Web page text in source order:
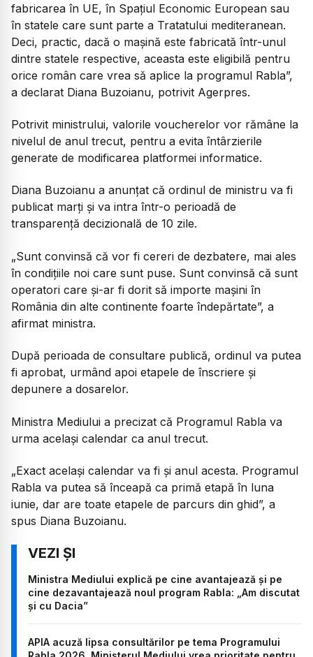
fabricarea în UE, în Spațiul Economic European sau
în statele care sunt parte a Tratatului mediteranean.
Deci, practic, dacă o mașină este fabricată într-unul
dintre statele respective, aceasta este eligibilă pentru
orice român care vrea să aplice la programul Rabla”,
a declarat Diana Buzoianu, potrivit Agerpres.
Potrivit ministrului, valorile voucherelor vor rămâne la
nivelul de anul trecut, pentru a evita întârzierile
generate de modificarea platformei informatice.
Diana Buzoianu a anunțat că ordinul de ministru va fi
publicat marți și va intra într-o perioadă de
transparență decizională de 10 zile.
„Sunt convinsă că vor fi cereri de dezbatere, mai ales
în condițiile noi care sunt puse. Sunt convinsă că sunt
operatori care și-ar fi dorit să importe mașini în
România din alte continente foarte îndepărtate”, a
afirmat ministra.
După perioada de consultare publică, ordinul va putea
fi aprobat, urmând apoi etapele de înscriere și
depunere a dosarelor.
Ministra Mediului a precizat că Programul Rabla va
urma același calendar ca anul trecut.
„Exact același calendar va fi și anul acesta. Programul
Rabla va putea să înceapă ca primă etapă în luna
iunie, dar are toate etapele de parcurs din ghid”, a
spus Diana Buzoianu.
Ministra Mediului explică pe cine avantajează și pe
cine dezavantajează noul program Rabla: „Am discutat
și cu Dacia”
APIA acuză lipsa consultărilor pe tema Programului